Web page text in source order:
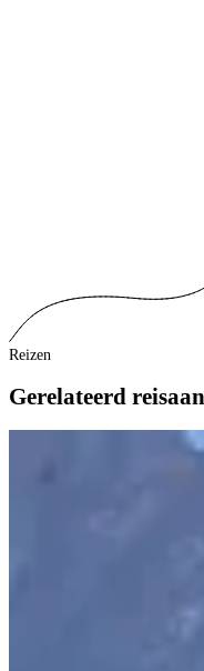
Reizen
Gerelateerd